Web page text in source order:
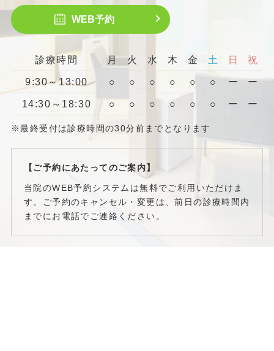
WEB予約
診療時間 月 火 水 木 金 土 日 祝
9:30～13:00 ○ ○ ○ ○ ○ ○ ー ー
14:30～18:30 ○ ○ ○ ○ ○ ○ ー ー
※最終受付は診療時間の30分前までとなります
【ご予約にあたってのご案内】
当院のWEB予約システムは無料でご利用いただけま
す。ご予約のキャンセル・変更は、前日の診療時間内
までにお電話でご連絡ください。